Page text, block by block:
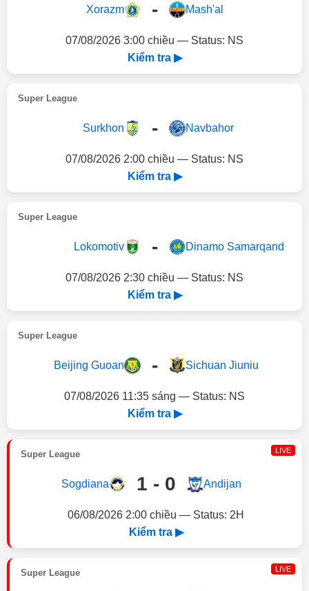
Xorazm - Mash'al
07/08/2026 3:00 chiều — Status: NS
Kiểm tra ▶
Super League
Surkhon - Navbahor
07/08/2026 2:00 chiều — Status: NS
Kiểm tra ▶
Super League
Lokomotiv - Dinamo Samarqand
07/08/2026 2:30 chiều — Status: NS
Kiểm tra ▶
Super League
Beijing Guoan - Sichuan Jiuniu
07/08/2026 11:35 sáng — Status: NS
Kiểm tra ▶
Super League LIVE
Sogdiana 1 - 0 Andijan
06/08/2026 2:00 chiều — Status: 2H
Kiểm tra ▶
Super League LIVE